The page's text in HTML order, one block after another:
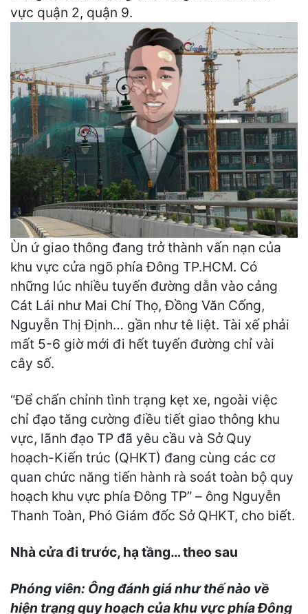
vực quận 2, quận 9.
Ùn ứ giao thông đang trở thành vấn nạn của
khu vực cửa ngõ phía Đông TP.HCM. Có
những lúc nhiều tuyến đường dẫn vào cảng
Cát Lái như Mai Chí Thọ, Đồng Văn Cống,
Nguyễn Thị Định… gần như tê liệt. Tài xế phải
mất 5-6 giờ mới đi hết tuyến đường chỉ vài
cây số.
“Để chấn chỉnh tình trạng kẹt xe, ngoài việc
chỉ đạo tăng cường điều tiết giao thông khu
vực, lãnh đạo TP đã yêu cầu và Sở Quy
hoạch-Kiến trúc (QHKT) đang cùng các cơ
quan chức năng tiến hành rà soát toàn bộ quy
hoạch khu vực phía Đông TP” – ông Nguyễn
Thanh Toàn, Phó Giám đốc Sở QHKT, cho biết.
Nhà cửa đi trước, hạ tầng… theo sau
Phóng viên: Ông đánh giá như thế nào về
hiện trạng quy hoạch của khu vực phía Đông